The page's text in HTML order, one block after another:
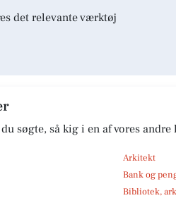
det relevante værktøj
søgte, så kig i en af vores
Arkitekt
Bank og
Bibliotek,